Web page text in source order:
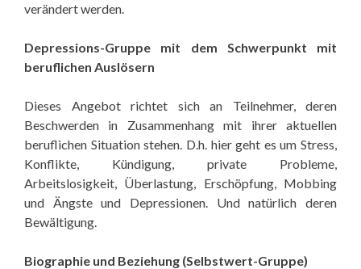
verändert werden.
Depressions-Gruppe mit dem Schwerpunkt mit
beruflichen Auslösern
Dieses Angebot richtet sich an Teilnehmer, deren
Beschwerden in Zusammenhang mit ihrer aktuellen
beruflichen Situation stehen. D.h. hier geht es um Stress,
Konflikte, Kündigung, private Probleme,
Arbeitslosigkeit, Überlastung, Erschöpfung, Mobbing
und Ängste und Depressionen. Und natürlich deren
Bewältigung.
Biographie und Beziehung (Selbstwert-Gruppe)